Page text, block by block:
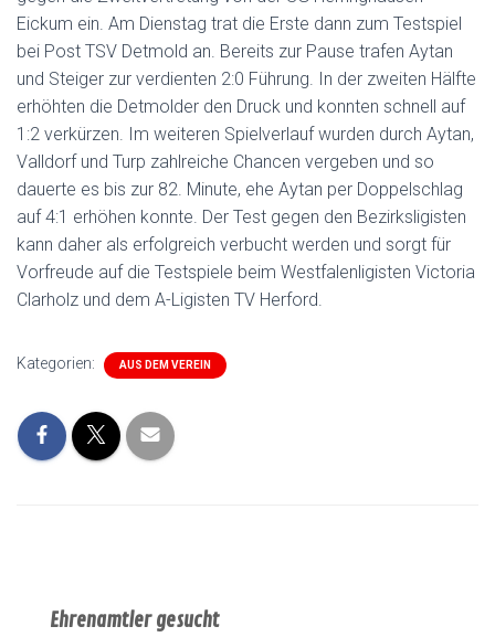
Eickum ein. Am Dienstag trat die Erste dann zum Testspiel
bei Post TSV Detmold an. Bereits zur Pause trafen Aytan
und Steiger zur verdienten 2:0 Führung. In der zweiten Hälfte
erhöhten die Detmolder den Druck und konnten schnell auf
1:2 verkürzen. Im weiteren Spielverlauf wurden durch Aytan,
Valldorf und Turp zahlreiche Chancen vergeben und so
dauerte es bis zur 82. Minute, ehe Aytan per Doppelschlag
auf 4:1 erhöhen konnte. Der Test gegen den Bezirksligisten
kann daher als erfolgreich verbucht werden und sorgt für
Vorfreude auf die Testspiele beim Westfalenligisten Victoria
Clarholz und dem A-Ligisten TV Herford.
Kategorien: AUS DEM VEREIN
Ehrenamtler gesucht